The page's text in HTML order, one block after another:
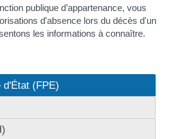
publique d’appartenance, vous
d'absence lors du décès d'un
les informations à connaître.
d'État (FPE)